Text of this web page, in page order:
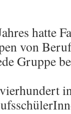
hatte
von
Gruppe